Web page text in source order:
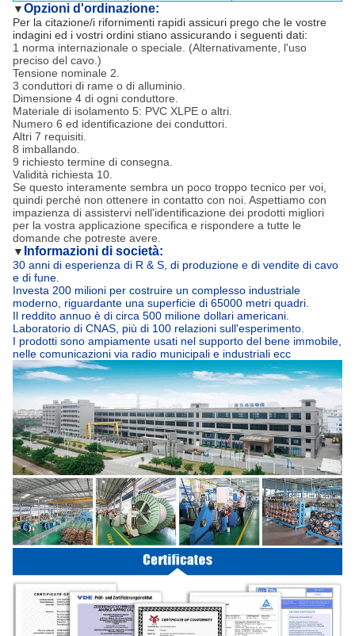
▼Opzioni d'ordinazione:
Per la citazione/i rifornimenti rapidi assicuri prego che le vostre
indagini ed i vostri ordini stiano assicurando i seguenti dati:
1 norma internazionale o speciale. (Alternativamente, l'uso
preciso del cavo.)
Tensione nominale 2.
3 conduttori di rame o di alluminio.
Dimensione 4 di ogni conduttore.
Materiale di isolamento 5: PVC XLPE o altri.
Numero 6 ed identificazione dei conduttori.
Altri 7 requisiti.
8 imballando.
9 richiesto termine di consegna.
Validità richiesta 10.
Se questo interamente sembra un poco troppo tecnico per voi,
quindi perché non ottenere in contatto con noi. Aspettiamo con
impazienza di assistervi nell'identificazione dei prodotti migliori
per la vostra applicazione specifica e rispondere a tutte le
domande che potreste avere.
▼ Informazioni di società:
30 anni di esperienza di R & S, di produzione e di vendite di cavo
e di fune.
Investa 200 milioni per costruire un complesso industriale
moderno, riguardante una superficie di 65000 metri quadri.
Il reddito annuo è di circa 500 milione dollari americani.
Laboratorio di CNAS, più di 100 relazioni sull'esperimento.
I prodotti sono ampiamente usati nel supporto del bene immobile,
nelle comunicazioni via radio municipali e industriali ecc